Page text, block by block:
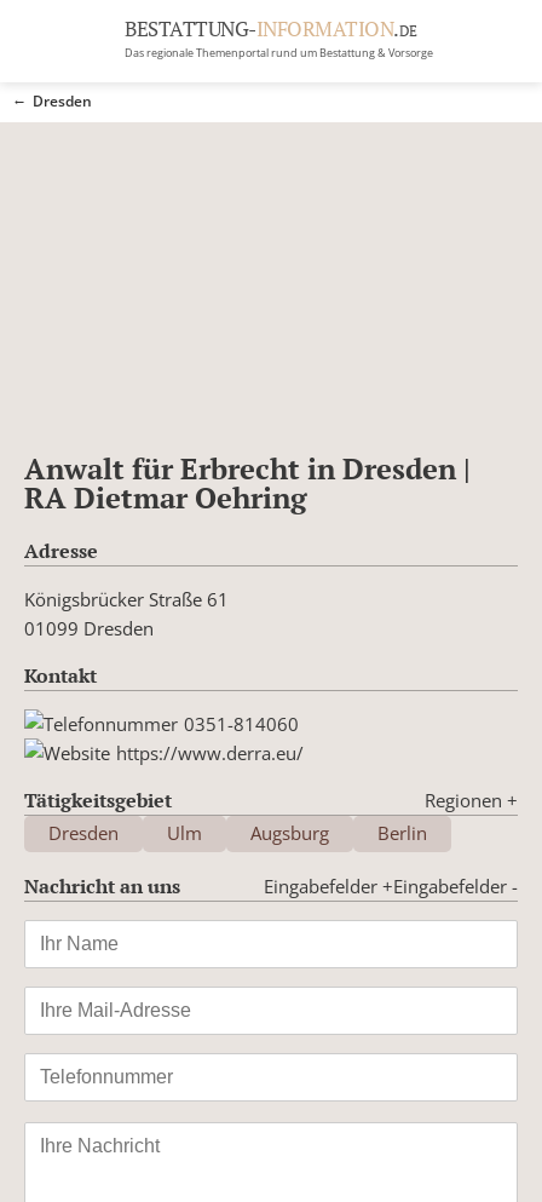
BESTATTUNG-INFORMATION.DE
Das regionale Themenportal rund um Bestattung & Vorsorge
BRANCHEN
Dresden
Anwalt für Erbrecht in Dresden |
RA Dietmar Oehring
Adresse
Königsbrücker Straße 61
01099 Dresden
Kontakt
0351-814060
https://www.derra.eu/
Tätigkeitsgebiet Regionen +
Dresden
Ulm Augsburg Berlin
Nachricht an uns Eingabefelder -
Eingabefelder +
Bitte
lasse